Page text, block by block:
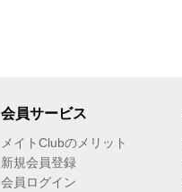
会員サービス
メイトClubのメリット
新規会員登録
会員ログイン